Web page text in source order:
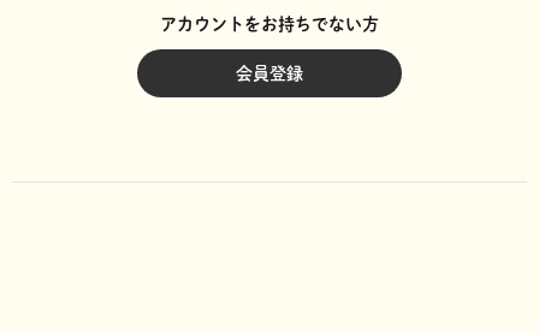
アカウントをお持ちでない方
会員登録